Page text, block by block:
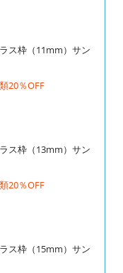
ス枠（11mm）サン
20％OFF
ス枠（13mm）サン
20％OFF
ス枠（15mm）サン